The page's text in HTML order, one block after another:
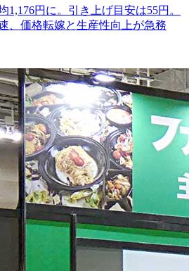
1,176円に。引き上げ目安は55円。
、価格転嫁と生産性向上が急務